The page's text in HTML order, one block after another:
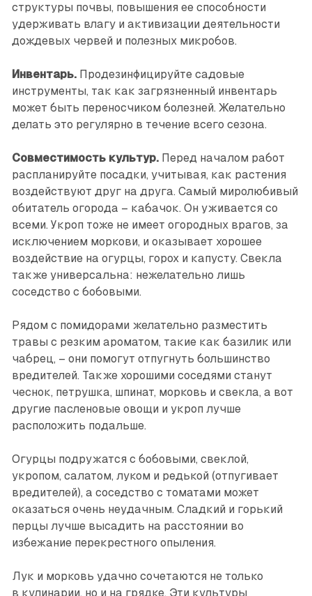
структуры почвы, повышения ее способности
удерживать влагу и активизации деятельности
дождевых червей и полезных микробов.
Инвентарь.Продезинфицируйте садовые
инструменты, так как загрязненный инвентарь
может быть переносчиком болезней. Желательно
делать это регулярно в течение всего сезона.
Совместимость культур. Перед началом работ
распланируйте посадки, учитывая, как растения
воздействуют друг на друга. Самый миролюбивый
обитатель огорода – кабачок. Он уживается со
всеми. Укроп тоже не имеет огородных врагов, за
исключением моркови, и оказывает хорошее
воздействие на огурцы, горох и капусту. Свекла
также универсальна: нежелательно лишь
соседство с бобовыми.
Рядом с помидорами желательно разместить
травы с резким ароматом, такие как базилик или
чабрец, – они помогут отпугнуть большинство
вредителей. Также хорошими соседями станут
чеснок, петрушка, шпинат, морковь и свекла, а вот
другие пасленовые овощи и укроп лучше
расположить подальше.
Огурцы подружатся с бобовыми, свек­лой,
укропом, салатом, луком и редькой (отпугивает
вредителей), а соседство с томатами может
оказаться очень неудачным. Сладкий и горький
перцы лучше высадить на расстоянии во
избежание перекрестного опыления.
Лук и морковь удачно сочетаются не только
в кулинарии, но и на грядке. Эти культуры